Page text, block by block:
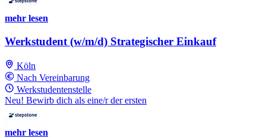
mehr lesen
Werkstudent (w/m/d) Strategischer Einkauf
Köln
Nach Vereinbarung
Werkstudentenstelle
Neu! Bewirb dich als eine/r der ersten
mehr lesen